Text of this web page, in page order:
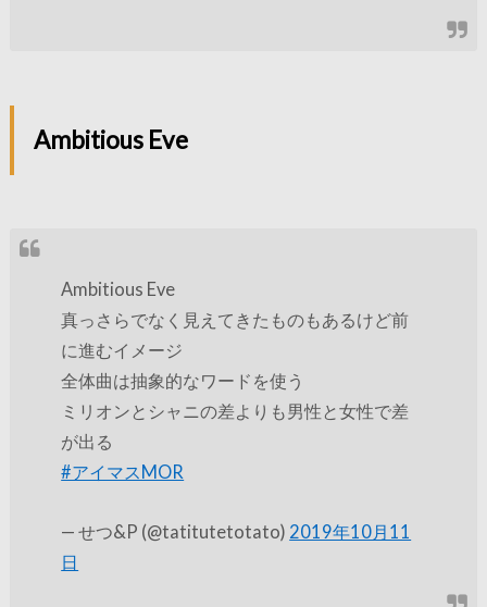
Ambitious Eve
Ambitious Eve
真っさらでなく見えてきたものもあるけど前
に進むイメージ
全体曲は抽象的なワードを使う
ミリオンとシャニの差よりも男性と女性で差
が出る
#アイマスMOR
— せつ&P (@tatitutetotato) 2019年10月11
日